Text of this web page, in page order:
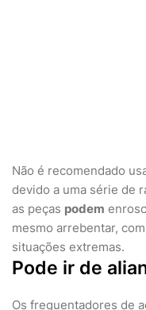
Não é recomendado
devido a uma série de
as peças podem
mesmo arrebentar,
situações extremas.
Pode ir de
Os frequentadores de